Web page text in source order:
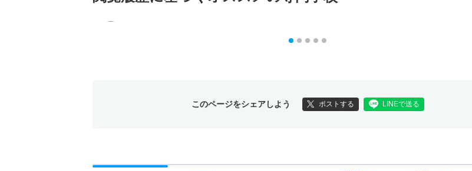
このページをシェアしよう ポストする LINEで送る